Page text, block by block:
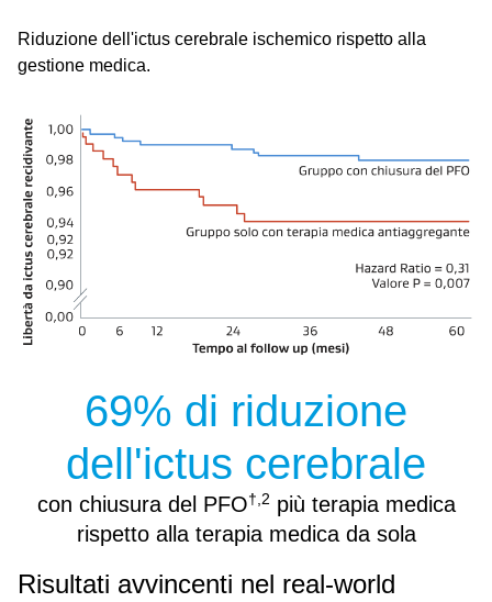
Riduzione dell'ictus cerebrale ischemico rispetto alla
gestione medica.
Image
69% di riduzione
dell'ictus cerebrale
con chiusura del PFO†,2 più terapia medica
rispetto alla terapia medica da sola
Risultati avvincenti nel real-world